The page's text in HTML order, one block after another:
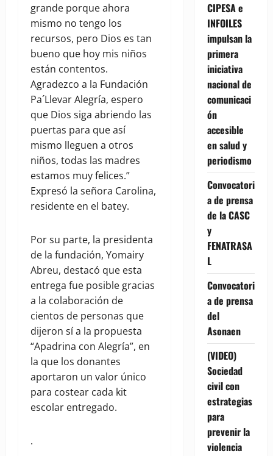
grande porque ahora
mismo no tengo los
recursos, pero Dios es tan
bueno que hoy mis niños
están contentos.
Agradezco a la Fundación
Pa´Llevar Alegría, espero
que Dios siga abriendo las
puertas para que así
mismo lleguen a otros
niños, todas las madres
estamos muy felices.”
Expresó la señora Carolina,
residente en el batey.
Por su parte, la presidenta
de la fundación, Yomairy
Abreu, destacó que esta
entrega fue posible gracias
a la colaboración de
cientos de personas que
dijeron sí a la propuesta
“Apadrina con Alegría”, en
la que los donantes
aportaron un valor único
para costear cada kit
escolar entregado.
.
CIPESA e
INFOILES
impulsan la
primera
iniciativa
nacional de
comunicaci
ón
accesible
en salud y
periodismo
Convocatori
a de prensa
de la CASC
y
FENATRASA
L
Convocatori
a de prensa
del
Asonaen
(VIDEO)
Sociedad
civil con
estrategias
para
prevenir la
violencia